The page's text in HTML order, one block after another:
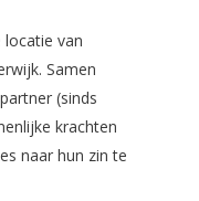
locatie van
Samen
(sinds
krachten
naar hun zin te